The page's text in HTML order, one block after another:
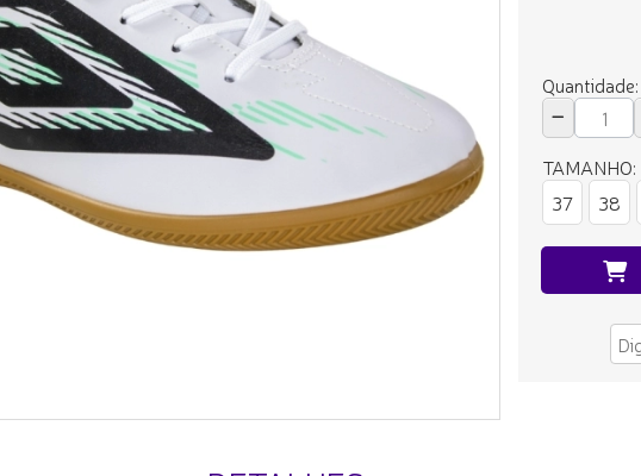
Quantidade:
TAMANHO:
37
38